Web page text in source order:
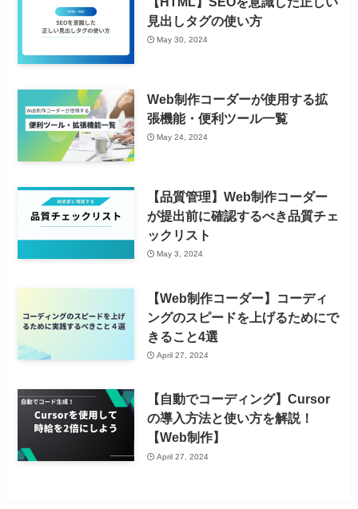
見出しタグの使い方
May 30, 2024
Web制作コーダーが使用する拡
張機能・便利ツール一覧
May 24, 2024
【品質管理】Web制作コーダー
が提出前に確認するべき品質チェ
ックリスト
May 3, 2024
【Web制作コーダー】コーディ
ングのスピードを上げるためにで
きること4選
April 27, 2024
【自動でコーディング】Cursor
の導入方法と使い方を解説！
【Web制作】
April 27, 2024